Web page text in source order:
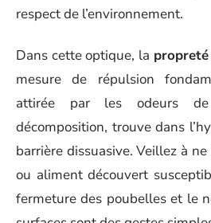
respect de l’environnement.
Dans cette optique, la propreté
mesure de répulsion
attirée par les odeurs
décomposition, trouve dans
barrière dissuasive. Veillez à
ou aliment découvert
fermeture des poubelles et le